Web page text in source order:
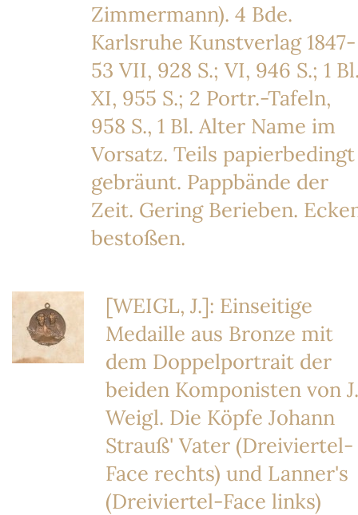
Zimmermann). 4 Bde.
Karlsruhe Kunstverlag 1847-
53 VII, 928 S.; VI, 946 S.; 1
XI, 955 S.; 2 Portr.-Tafeln,
958 S., 1 Bl. Alter Name im
Vorsatz. Teils papierbedingt
gebräunt. Pappbände der
Zeit. Gering Berieben.
bestoßen.
[WEIGL, J.]: Einseitige
Medaille aus Bronze mit
dem Doppelportrait der
beiden Komponisten von J.
Weigl. Die Köpfe Johann
Strauß' Vater (Dreiviertel-
Face rechts) und Lanner's
(Dreiviertel-Face links)